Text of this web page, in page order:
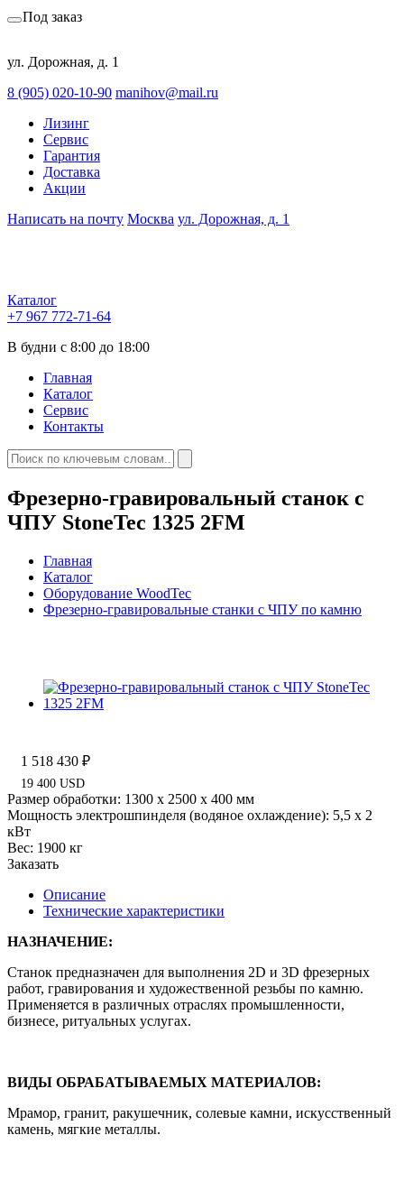
ул. Дорожная, д. 1
8 (905) 020-10-90 manihov@mail.ru
Лизинг
Сервис
Гарантия
Доставка
Акции
Написать на почту Москва ул. Дорожная, д. 1
Каталог
+7 967 772-71-64
В будни с 8:00 до 18:00
Главная
Каталог
Сервис
Контакты
Фрезерно-гравировальный станок с
ЧПУ StoneTec 1325 2FM
Главная
Каталог
Оборудование WoodTec
Фрезерно-гравировальные станки с ЧПУ по камню
Под заказ
1 518 430 ₽
19 400 USD
Размер обработки: 1300 х 2500 х 400 мм
Мощность электрошпинделя (водяное охлаждение): 5,5 х 2
кВт
Вес: 1900 кг
Заказать
Описание
Технические характеристики
НАЗНАЧЕНИЕ:
Станок предназначен для выполнения 2D и 3D фрезерных
работ, гравирования и художественной резьбы по камню.
Применяется в различных отраслях промышленности,
бизнесе, ритуальных услугах.
ВИДЫ ОБРАБАТЫВАЕМЫХ МАТЕРИАЛОВ:
Мрамор, гранит, ракушечник, солевые камни, искусственный
камень, мягкие металлы.